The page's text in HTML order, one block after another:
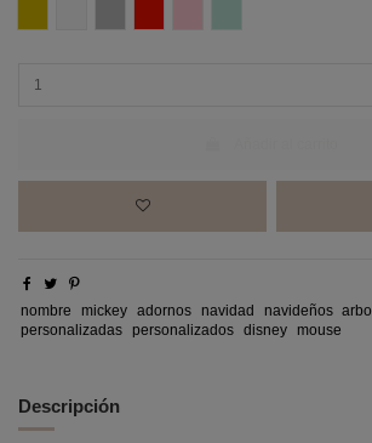
nombre mickey adornos navidad navideños arbol
personalizadas personalizados disney mouse
Descripción